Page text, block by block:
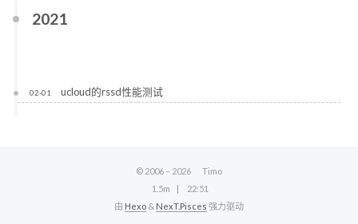
2021
02-01 ucloud的rssd性能测试
© 2006 – 2026
Timo
1.5m
22:51
由 Hexo & NexT.Pisces 强力驱动